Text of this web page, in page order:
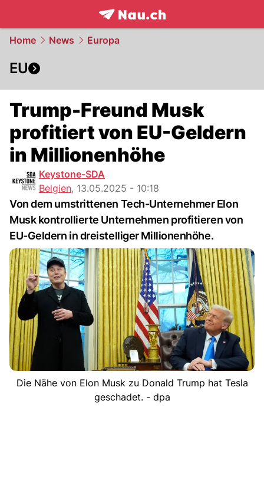
frontpage.NAU.ch
Home News Europa
EU
Trump-Freund Musk
profitiert von EU-Geldern
in Millionenhöhe
Keystone-SDA
Belgien, 13.05.2025 - 10:18
Von dem umstrittenen Tech-Unternehmer Elon
Musk kontrollierte Unternehmen profitieren von
EU-Geldern in dreistelliger Millionenhöhe.
Die Nähe von Elon Musk zu Donald Trump hat Tesla
geschadet. - dpa